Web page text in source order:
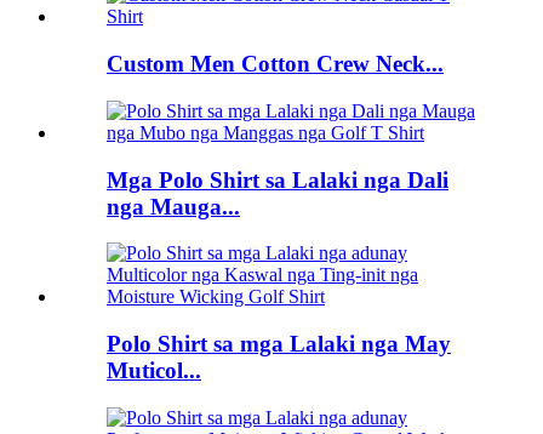
Custom Men Cotton Crew Neck...
Mga Polo Shirt sa Lalaki nga Dali
nga Mauga...
Polo Shirt sa mga Lalaki nga May
Muticol...